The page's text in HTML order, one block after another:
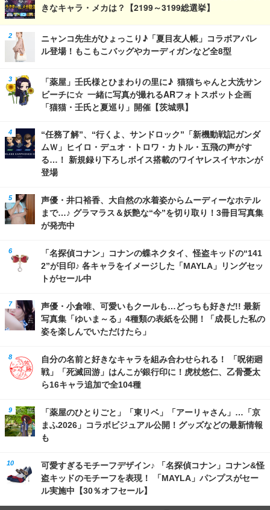
きなキャラ・メカは？【2199～3199総選挙】
ニャンコ先生がひょっこり♪「夏目友人帳」コラボアパレ
ル登場！もこもこバッグやカーディガンなど全8型
「薬屋」壬氏様とひまわりの里に♪ 猫猫ちゃんと大洗サン
ビーチに☆ 一緒に写真が撮れるARフォトスポット企画
「猫猫・壬氏と夏巡り」開催【茨城県】
“任務了解”、“行くよ、サンドロック”「新機動戦記ガンダ
ムＷ」ヒイロ・デュオ・トロワ・カトル・五飛の声がす
る…！ 新規録り下ろしボイス搭載のワイヤレスイヤホンが
登場
声優・井口裕香、大自然の水着姿からムーディーなホテル
まで…♪ グラマラス＆妖艶な“今”を切り取り！3冊目写真集
が発売中
「名探偵コナン」コナンの蝶ネクタイ、怪盗キッドの“141
2”が目印♪ 各キャラをイメージした「MAYLA」リングセッ
トがセール中
声優・小倉唯、可愛いもクールも…どっちも好きだ!! 最新
写真集「ゆいま～る」4種類の表紙を公開！「成長した私の
姿を楽しんでいただけたら」
自分の名前と好きなキャラを組み合わせられる！ 「呪術廻
戦」「死滅回游」はんこが銀行印に！虎杖悠仁、乙骨憂太
ら16キャラ追加で全104種
「薬屋のひとりごと」「東リベ」「アーリャさん」…「京
まふ2026」コラボビジュアル公開！グッズなどの最新情報
も
可愛すぎるモチーフデザイン♪ 「名探偵コナン」コナン&怪
盗キッドのモチーフを表現！ 「MAYLA」パンプスがセー
ル実施中【30％オフセール】